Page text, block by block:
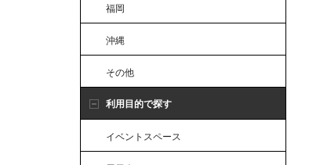
福岡
沖縄
その他
利用目的で探す
イベントスペース